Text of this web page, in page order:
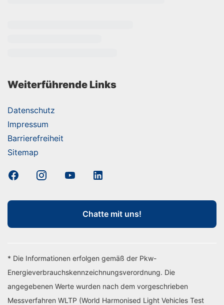
Weiterführende Links
Datenschutz
Impressum
Barrierefreiheit
Sitemap
Chatte mit uns!
* Die Informationen erfolgen gemäß der Pkw-
Energieverbrauchskennzeichnungsverordnung. Die
angegebenen Werte wurden nach dem vorgeschrieben
Messverfahren WLTP (World Harmonised Light Vehicles Test